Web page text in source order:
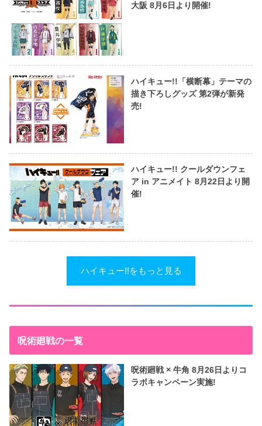
大阪 8月6日より開催!
ハイキュー!!「横断幕」テーマの
描き下ろしグッズ 第2弾が新発
売!
ハイキュー!! クールダウンフェ
ア in アニメイト 8月22日より開
催!
ハイキュー!!をもっと見る
呪術廻戦の一覧
呪術廻戦 × 牛角 8月26日よりコ
ラボキャンペーン実施!